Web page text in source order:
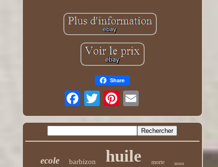
Share
ecole barbizon huile morte sous